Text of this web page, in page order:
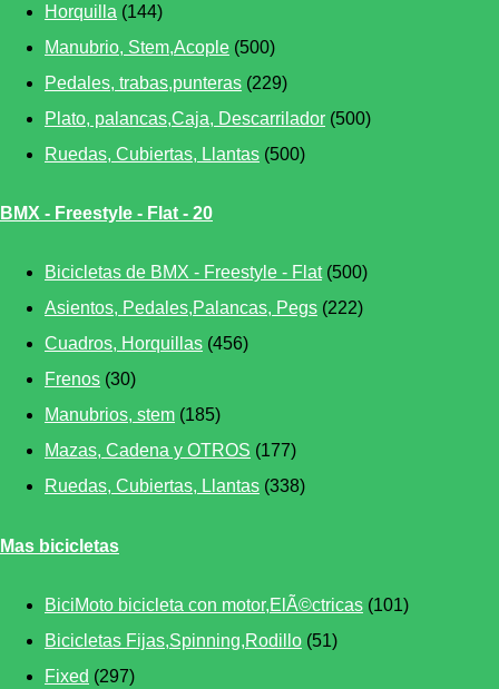
Horquilla (144)
Manubrio, Stem,Acople (500)
Pedales, trabas,punteras (229)
Plato, palancas,Caja, Descarrilador (500)
Ruedas, Cubiertas, Llantas (500)
BMX - Freestyle - Flat - 20
Bicicletas de BMX - Freestyle - Flat(500)
Asientos, Pedales,Palancas, Pegs (222)
Cuadros, Horquillas (456)
Frenos (30)
Manubrios, stem (185)
Mazas, Cadena y OTROS (177)
Ruedas, Cubiertas, Llantas (338)
Mas bicicletas
BiciMoto bicicleta con motor,ElÃ©ctricas (101)
Bicicletas Fijas,Spinning,Rodillo (51)
Fixed (297)